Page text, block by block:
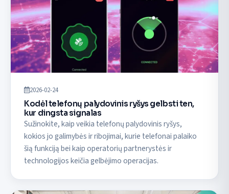
2026-02-24
Kodėl telefonų palydovinis ryšys gelbsti ten,
kur dingsta signalas
Sužinokite, kaip veikia telefonų palydovinis ryšys,
kokios jo galimybės ir ribojimai, kurie telefonai palaiko
šią funkciją bei kaip operatorių partnerystės ir
technologijos keičia gelbėjimo operacijas.